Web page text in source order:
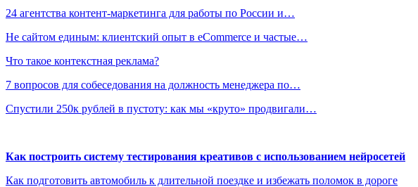
24 агентства контент-маркетинга для работы по России и…
Не сайтом единым: клиентский опыт в eCommerce и частые…
Что такое контекстная реклама?
7 вопросов для собеседования на должность менеджера по…
Спустили 250к рублей в пустоту: как мы «круто» продвигали…
Как построить систему тестирования креативов с использованием нейросетей
Как подготовить автомобиль к длительной поездке и избежать поломок в дороге